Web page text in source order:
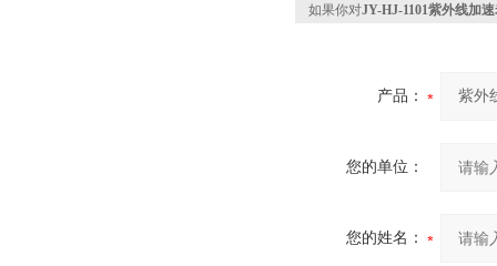
如果你对JY-HJ-1101紫外线加
产品：
您的单位：
您的姓名：